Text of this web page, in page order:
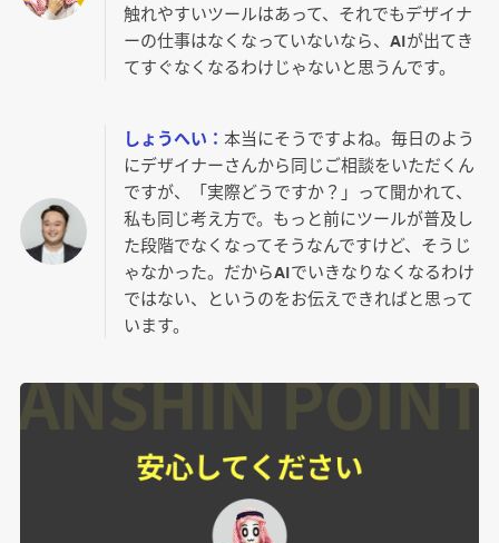
触れやすいツールはあって、それでもデザイナ
ーの仕事はなくなっていないなら、AIが出てき
てすぐなくなるわけじゃないと思うんです。
しょうへい： 本当にそうですよね。毎日のよう
にデザイナーさんから同じご相談をいただくん
ですが、「実際どうですか？」って聞かれて、
私も同じ考え方で。もっと前にツールが普及し
た段階でなくなってそうなんですけど、そうじ
ゃなかった。だからAIでいきなりなくなるわけ
ではない、というのをお伝えできればと思って
います。